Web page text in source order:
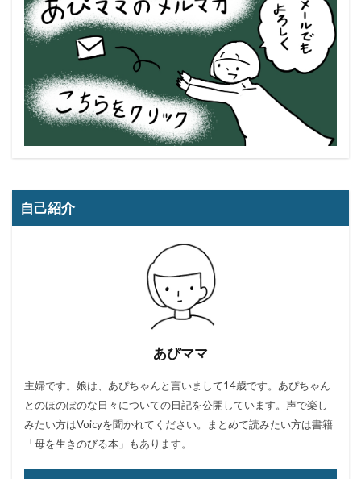
自己紹介
あぴママ
主婦です。娘は、あぴちゃんと言いまして14歳です。あぴちゃん
とのほのぼのな日々についての日記を公開しています。声で楽し
みたい方はVoicyを聞かれてください。まとめて読みたい方は書籍
「母を生きのびる本」もあります。